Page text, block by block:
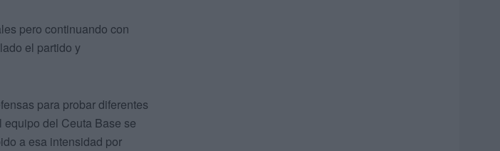
pero continuando con
el partido y
para probar diferentes
del Ceuta Base se
a esa intensidad por